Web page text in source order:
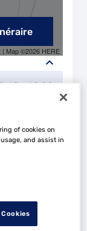
- 18:00
13:45 - 18:00
- 17:00
| Map ©2026 HERE
of cookies on
and assist in